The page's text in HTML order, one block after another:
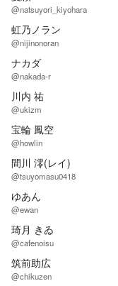
@natsuyori_kiyohara
虹乃ノラン
@nijinonoran
ナカダ
@nakada-r
川内 祐
@ukizm
宝輪 鳳空
@howlin
間川 澪(レイ)
@tsuyomasu0418
ゆあん
@ewan
琦月 きゐ
@cafenoisu
筑前助広
@chikuzen